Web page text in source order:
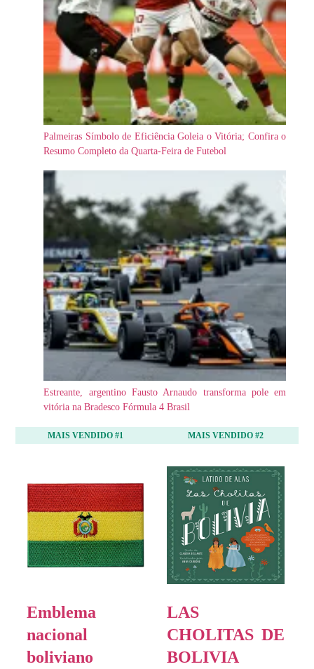
Palmeiras Símbolo de Eficiência Goleia o Vitória; Confira o
Resumo Completo da Quarta-Feira de Futebol
Estreante, argentino Fausto Arnaudo transforma pole em
vitória na Bradesco Fórmula 4 Brasil
MAIS VENDIDO #1
Emblema
nacional
boliviano
MAIS VENDIDO #2
LAS
CHOLITAS DE
BOLIVIA